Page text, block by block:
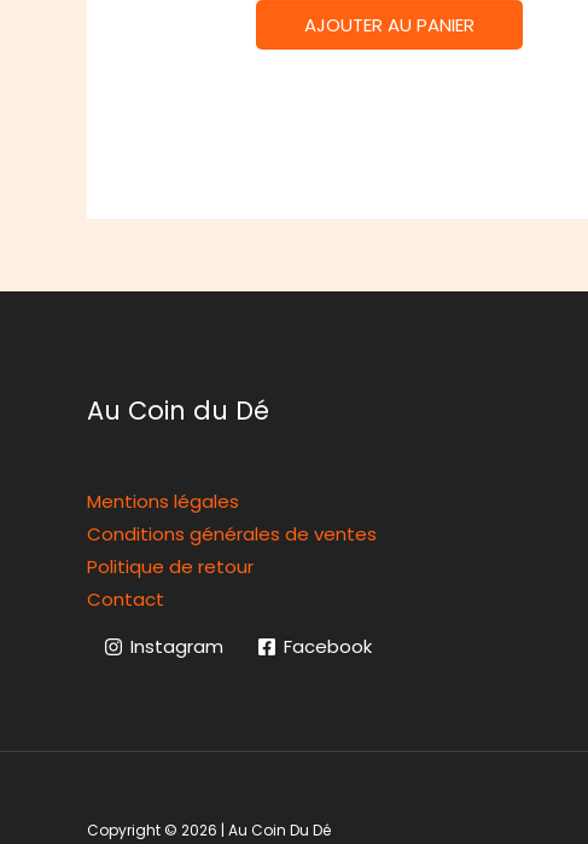
AJOUTER AU PANIER
Au Coin du Dé
Mentions légales
Conditions générales de ventes
Politique de retour
Contact
Instagram
Facebook
Copyright © 2026 | Au Coin Du Dé